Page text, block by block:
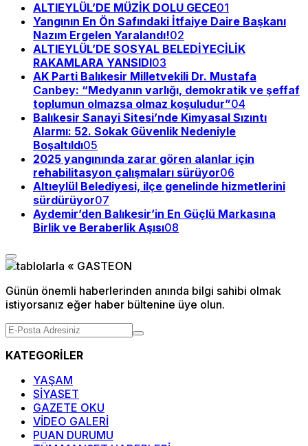
ALTIEYLÜL’DE MÜZİK DOLU GECE01
Yangının En Ön Safındaki İtfaiye Daire Başkanı
Nazım Ergelen Yaralandı!02
ALTIEYLÜL’DE SOSYAL BELEDİYECİLİK
RAKAMLARA YANSIDI03
AK Parti Balıkesir Milletvekili Dr. Mustafa
Canbey: “Medyanın varlığı, demokratik ve şeffaf
toplumun olmazsa olmaz koşuludur”04
Balıkesir Sanayi Sitesi’nde Kimyasal Sızıntı
Alarmı: 52. Sokak Güvenlik Nedeniyle
Boşaltıldı05
2025 yangınında zarar gören alanlar için
rehabilitasyon çalışmaları sürüyor06
Altıeylül Belediyesi, ilçe genelinde hizmetlerini
sürdürüyor07
Aydemir’den Balıkesir’in En Güçlü Markasına
Birlik ve Beraberlik Aşısı08
Günün önemli haberlerinden anında bilgi sahibi olmak
istiyorsanız eğer haber bültenine üye olun.
KATEGORİLER
YAŞAM
SİYASET
GAZETE OKU
VİDEO GALERİ
PUAN DURUMU